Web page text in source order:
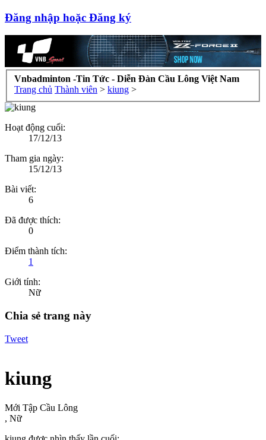
Đăng nhập hoặc Đăng ký
Vnbadminton -Tin Tức - Diễn Đàn Cầu Lông Việt Nam
Trang chủ Thành viên > kiung >
Hoạt động cuối:
17/12/13
Tham gia ngày:
15/12/13
Bài viết:
6
Đã được thích:
0
Điểm thành tích:
1
Giới tính:
Nữ
Chia sẻ trang này
Tweet
kiung
Mới Tập Cầu Lông
, Nữ